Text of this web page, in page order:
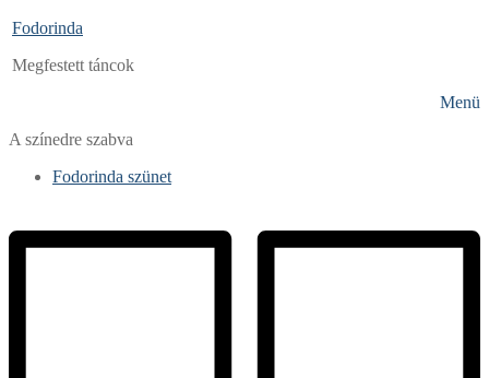
Fodorinda
Megfestett táncok
Menü
A színedre szabva
Fodorinda szünet